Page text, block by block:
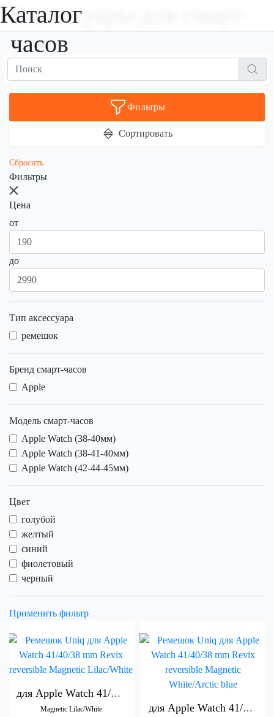
Аксессуары для смарт-
часов
Фильтры
Сортировать
Сбросить
Фильтры
Цена
от
до
Тип аксессуара
ремешок
Бренд смарт-часов
Apple
Модель смарт-часов
Apple Watch (38-40мм)
Apple Watch (38-41-40мм)
Apple Watch (42-44-45мм)
Цвет
голубой
желтый
синий
фиолетовый
черный
Применить фильтр
для Apple Watch 41/40/38
Magnetic Lilac/White для Apple Watch 41/40/38
Каталог